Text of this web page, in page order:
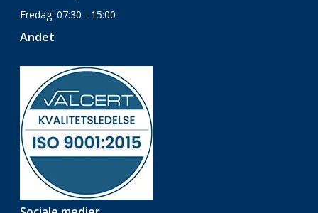
Fredag: 07:30 - 15:00
Andet